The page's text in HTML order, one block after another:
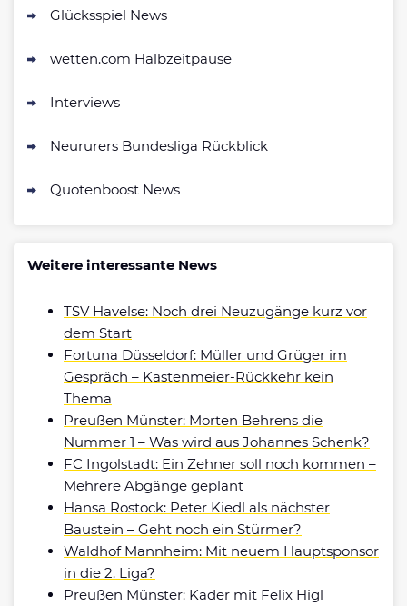
Glücksspiel News
wetten.com Halbzeitpause
Interviews
Neururers Bundesliga Rückblick
Quotenboost News
Weitere interessante News
TSV Havelse: Noch drei Neuzugänge kurz vor
dem Start
Fortuna Düsseldorf: Müller und Grüger im
Gespräch – Kastenmeier-Rückkehr kein
Thema
Preußen Münster: Morten Behrens die
Nummer 1 – Was wird aus Johannes Schenk?
FC Ingolstadt: Ein Zehner soll noch kommen –
Mehrere Abgänge geplant
Hansa Rostock: Peter Kiedl als nächster
Baustein – Geht noch ein Stürmer?
Waldhof Mannheim: Mit neuem Hauptsponsor
in die 2. Liga?
Preußen Münster: Kader mit Felix Higl